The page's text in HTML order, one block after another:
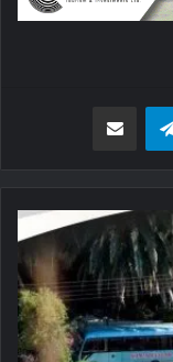
تلگرام